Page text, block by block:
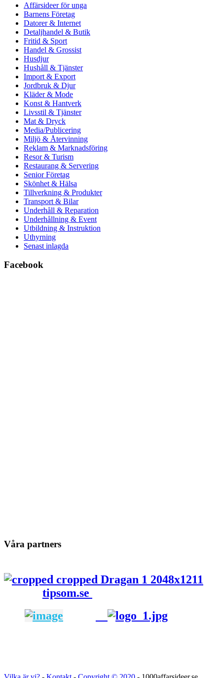
Affärsideer för unga
Barnens Företag
Datorer & Internet
Detaljhandel & Butik
Fritid & Sport
Handel & Grossist
Husdjur
Hushåll & Tjänster
Import & Export
Jordbruk & Djur
Kläder & Mode
Konst & Hantverk
Livsstil & Tjänster
Mat & Dryck
Media/Publicering
Miljö & Återvinning
Reklam & Marknadsföring
Resor & Turism
Restaurang & Servering
Senior Företag
Skönhet & Hälsa
Tillverkning & Produkter
Transport & Bilar
Underhåll & Reparation
Underhållning & Event
Utbildning & Instruktion
Uthyrning
Senast inlagda
Facebook
Våra partners
tipsom.se